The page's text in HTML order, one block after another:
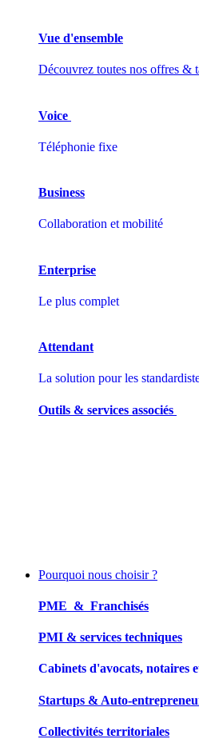
Vue d'ensemble
Découvrez toutes nos offres &
Voice
Téléphonie fixe
Business
Collaboration et mobilité
Enterprise
Le plus complet
Attendant
La solution pour les
Outils & services associés
Pourquoi nous choisir ?
PME & Franchisés
PMI & services techniques
Cabinets d'avocats, notaires
Startups & Auto-
Collectivités territoriales